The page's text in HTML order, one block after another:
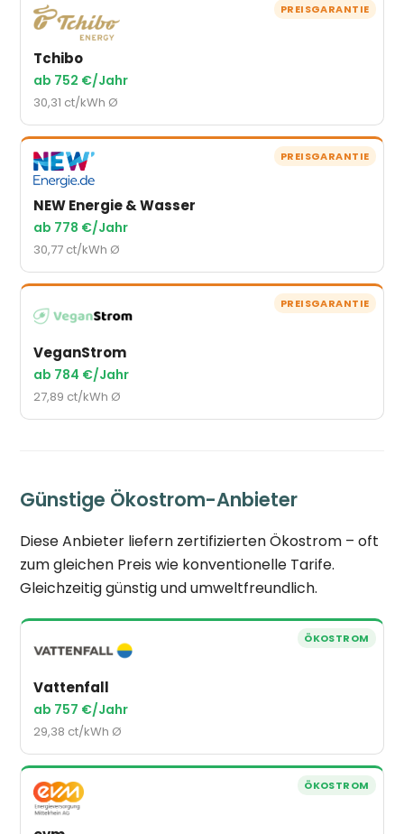
Tchibo
ab 752 €/Jahr
30,31 ct/kWh Ø
PREISGARANTIE
NEW Energie & Wasser
ab 778 €/Jahr
30,77 ct/kWh Ø
PREISGARANTIE
VeganStrom
ab 784 €/Jahr
27,89 ct/kWh Ø
PREISGARANTIE
Günstige Ökostrom-Anbieter
Diese Anbieter liefern zertifizierten Ökostrom – oft
zum gleichen Preis wie konventionelle Tarife.
Gleichzeitig günstig und umweltfreundlich.
Vattenfall
ab 757 €/Jahr
29,38 ct/kWh Ø
ÖKOSTROM
ÖKOSTROM